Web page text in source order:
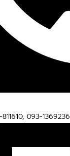
093-1369236